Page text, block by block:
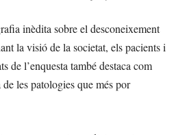
inèdita sobre el desconeixement
la visió de la societat, els pacients i
de l’enquesta també destaca com
les patologies que més por